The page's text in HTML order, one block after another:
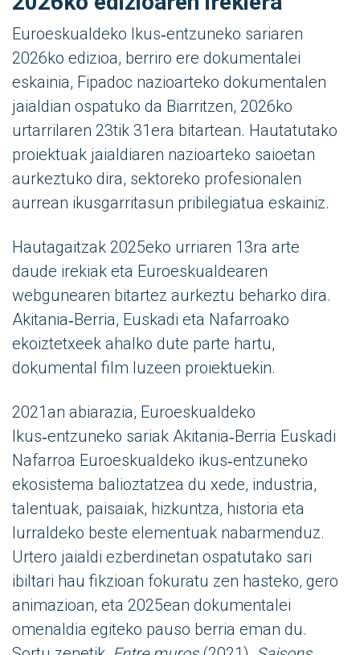
Euroeskualdeko Ikus‑entzuneko sariaren
2026ko edizioa, berriro ere dokumentalei
eskainia, Fipadoc nazioarteko dokumentalen
jaialdian ospatuko da Biarritzen, 2026ko
urtarrilaren 23tik 31era bitartean. Hautatutako
proiektuak jaialdiaren nazioarteko saioetan
aurkeztuko dira, sektoreko profesionalen
aurrean ikusgarritasun pribilegiatua eskainiz.
Hautagaitzak 2025eko urriaren 13ra arte
daude irekiak eta Euroeskualdearen
webgunearen bitartez aurkeztu beharko dira.
Akitania‑Berria, Euskadi eta Nafarroako
ekoiztetxeek ahalko dute parte hartu,
dokumental film luzeen proiektuekin.
2021an abiarazia, Euroeskualdeko
Ikus‑entzuneko sariak Akitania‑Berria Euskadi
Nafarroa Euroeskualdeko ikus‑entzuneko
ekosistema balioztatzea du xede, industria,
talentuak, paisaiak, hizkuntza, historia eta
lurraldeko beste elementuak nabarmenduz.
Urtero jaialdi ezberdinetan ospatutako sari
ibiltari hau fikzioan fokuratu zen hasteko, gero
animazioan, eta 2025ean dokumentalei
omenaldia egiteko pauso berria eman du.